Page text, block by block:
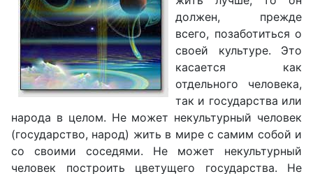
должен, прежде
всего, позаботиться о
своей культуре. Это
касается как
отдельного человека,
так и государства или
народа в целом. Не может некультурный человек
(государство, народ) жить в мире с самим собой и
со своими соседями. Не может некультурный
человек построить цветущего государства. Не